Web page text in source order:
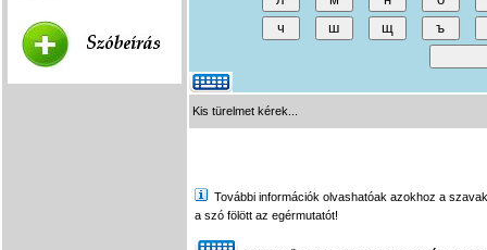
Kis türelmet kérek...
További információk olvashatóak azokhoz a
a szó fölött az egérmutatót!